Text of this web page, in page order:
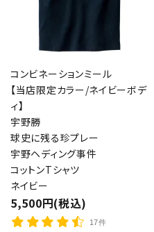
コンビネーションミール
【当店限定カラー/ネイビーボデ
ィ】
宇野勝
球史に残る珍プレー
宇野ヘディング事件
コットンTシャツ
ネイビー
5,500円(税込)
17件